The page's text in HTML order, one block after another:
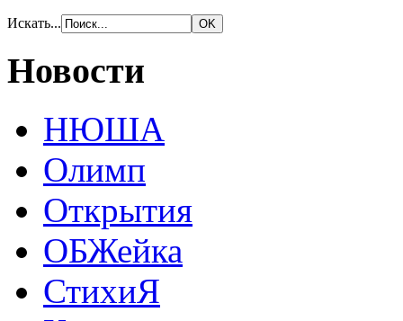
Искать...
Новости
НЮША
Олимп
Открытия
ОБЖейка
СтихиЯ